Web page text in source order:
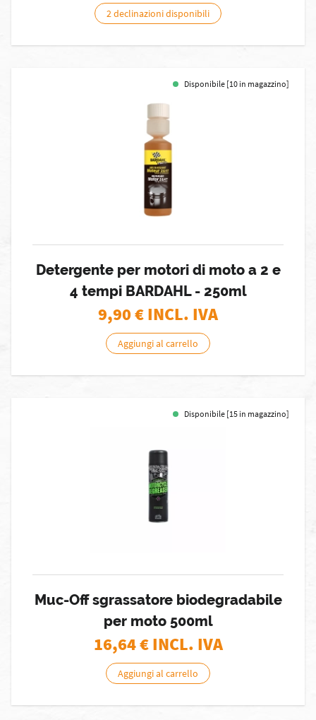
2 declinazioni disponibili
Disponibile [10 in magazzino]
Detergente per motori di moto a 2 e
4 tempi BARDAHL - 250ml
9,90€ INCL. IVA
Aggiungi al carrello
Disponibile [15 in magazzino]
Muc-Off sgrassatore biodegradabile
per moto 500ml
16,64€ INCL. IVA
Aggiungi al carrello